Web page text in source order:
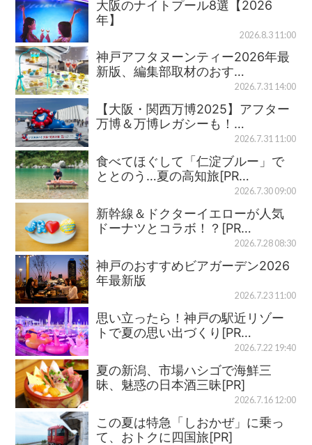
大阪のナイトプール8選【2026
年】
2026.8.3 11:00
神戸アフタヌーンティー2026年最
新版、編集部取材のおす…
2026.7.31 14:00
【大阪・関西万博2025】アフター
万博＆万博レガシーも！…
2026.7.31 11:00
食べてほぐして「仁淀ブルー」で
ととのう…夏の高知旅[PR…
2026.7.30 09:00
新幹線＆ドクターイエローが人気
ドーナツとコラボ！？[PR…
2026.7.28 08:30
神戸のおすすめビアガーデン2026
年最新版
2026.7.23 11:00
思い立ったら！神戸の駅近リゾー
トで夏の思い出づくり[PR…
2026.7.22 19:40
夏の新潟、市場ハシゴで海鮮三
昧、魅惑の日本酒三昧[PR]
2026.7.16 12:00
この夏は特急「しおかぜ」に乗っ
て、おトクに四国旅[PR]